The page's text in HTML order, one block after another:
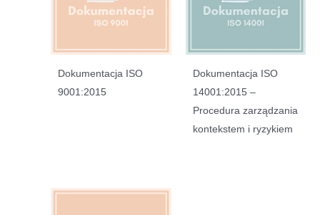
Dokumentacja ISO
9001:2015
Dokumentacja ISO
14001:2015 –
Procedura zarządzania
kontekstem i ryzykiem